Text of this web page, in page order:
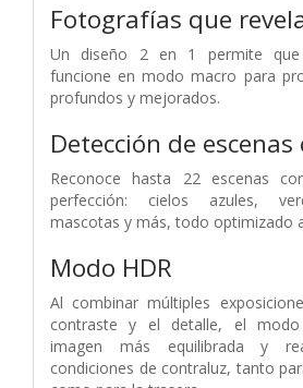
Fotografías que
Un diseño 2 en 1 permite que
funcione en modo macro para
profundos y mejorados.
Detección de escenas
Reconoce hasta 22 escenas
perfección: cielos azules,
mascotas y más, todo optimizado
Modo HDR
Al combinar múltiples
contraste y el detalle, el
imagen más equilibrada y
condiciones de contraluz, tanto